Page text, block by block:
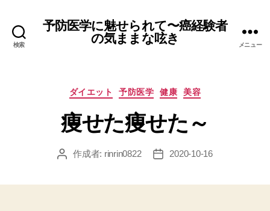
検索
予防医学に魅せられて〜癌経験者
の気ままな呟き
メニュー
カ
ゴ
リ
ダイエット 予防医学 健康 美容
痩せた痩せた～
投 作成者: rinrin0822
投
2020-10-16